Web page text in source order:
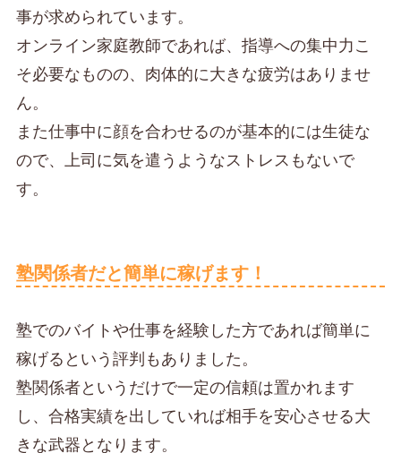
事が求められています。
オンライン家庭教師であれば、指導への集中力こ
そ必要なものの、肉体的に大きな疲労はありませ
ん。
また仕事中に顔を合わせるのが基本的には生徒な
ので、上司に気を遣うようなストレスもないで
す。
塾関係者だと簡単に稼げます！
塾でのバイトや仕事を経験した方であれば簡単に
稼げるという評判もありました。
塾関係者というだけで一定の信頼は置かれます
し、合格実績を出していれば相手を安心させる大
きな武器となります。